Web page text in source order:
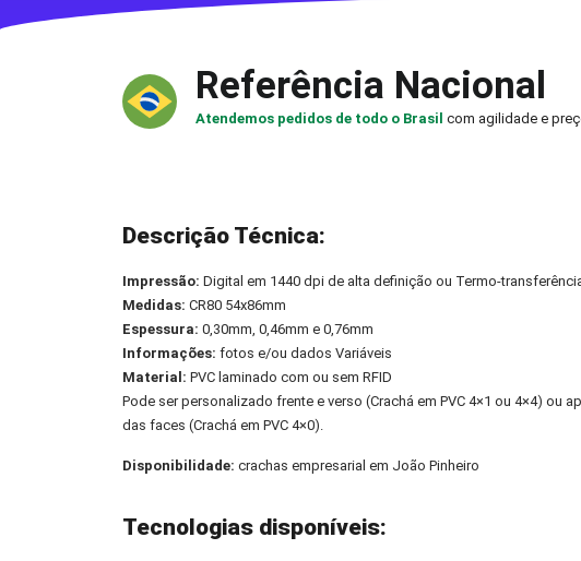
Referência Nacional
Atendemos pedidos de todo o Brasil com agilidade e
Descrição Técnica:
Impressão: Digital em 1440 dpi de alta definição ou Termo-
Medidas: CR80 54x86mm
Espessura: 0,30mm, 0,46mm e 0,76mm
Informações: fotos e/ou dados Variáveis
Material: PVC laminado com ou sem RFID
Pode ser personalizado frente e verso (Crachá em PVC 4×1 ou 4×4) ou
das faces (Crachá em PVC 4×0).
Disponibilidade: crachas empresarial em João Pinheiro
Tecnologias disponíveis: